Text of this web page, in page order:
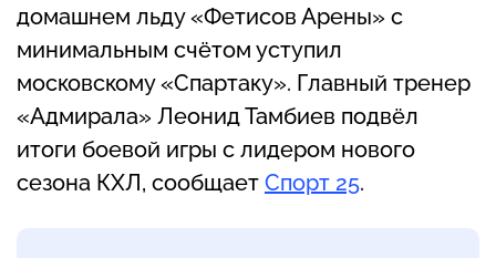
домашнем льду «Фетисов Арены» с
минимальным счётом уступил
московскому «Спартаку». Главный тренер
«Адмирала» Леонид Тамбиев подвёл
итоги боевой игры с лидером нового
сезона КХЛ, сообщает Спорт 25.